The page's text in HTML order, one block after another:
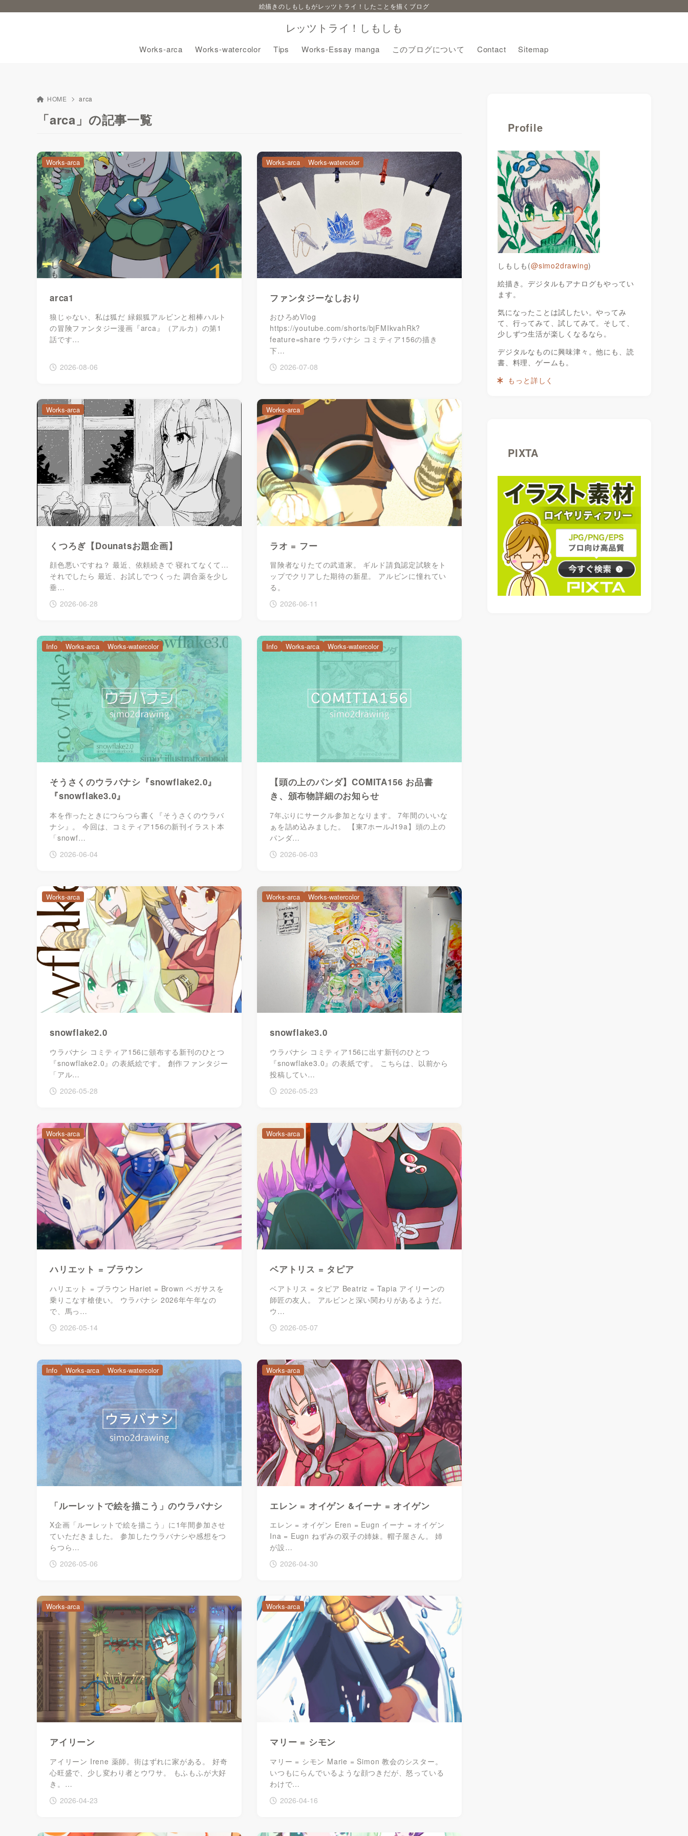
レッツトライ！しもしも
絵描きのしもしもがレッツトライ！したことを描くブログ
Works-arca Works-watercolor Tips Works-Essay manga このブログについて Contact Sitemap
HOME arca
「arca」の記事一覧
arca1
狼じゃない、私は狐だ 緑銀狐アルビンと相棒ハルト
の冒険ファンタジー漫画『arca』（アルカ）の第1
話です…
2026-08-06
Works-arca
ファンタジーなしおり
おひろめVlog
https://youtube.com/shorts/bjFMIkvahRk?
feature=share ウラバナシ コミティア156の描き
下…
2026-07-08
Works-arca Works-watercolor
くつろぎ【Dounatsお題企画】
顔色悪いですね？ 最近、依頼続きで 寝れてなくて…
それでしたら 最近、お試しでつくった 調合薬を少し
垂…
2026-06-28
Works-arca
ラオ = フー
冒険者なりたての武道家。 ギルド請負認定試験をト
ップでクリアした期待の新星。 アルビンに憧れてい
る。
2026-06-11
Works-arca
そうさくのウラバナシ『snowflake2.0』
『snowflake3.0』
本を作ったときにつらつら書く『そうさくのウラバ
ナシ』。 今回は、コミティア156の新刊イラスト本
「snowf…
2026-06-04
Info Works-arca Works-watercolor
【頭の上のパンダ】COMITA156 お品書
き、頒布物詳細のお知らせ
7年ぶりにサークル参加となります。 7年間のいいな
ぁを詰め込みました。 【東7ホールJ19a】頭の上の
パンダ…
2026-06-03
Info Works-arca Works-watercolor
snowflake2.0
ウラバナシ コミティア156に頒布する新刊のひとつ
『snowflake2.0』の表紙絵です。 創作ファンタジー
「アル…
2026-05-28
Works-arca
snowflake3.0
ウラバナシ コミティア156に出す新刊のひとつ
『snowflake3.0』の表紙です。 こちらは、以前から
投稿してい…
2026-05-23
Works-arca Works-watercolor
ハリエット = ブラウン
ハリエット = ブラウン Hariet = Brown ペガサスを
乗りこなす槍使い。 ウラバナシ 2026年午年なの
で、馬っ…
2026-05-14
Works-arca
ベアトリス = タピア
ベアトリス = タピア Beatriz = Tapia アイリーンの
師匠の友人。 アルビンと深い関わりがあるようだ。
ウ…
2026-05-07
Works-arca
「ルーレットで絵を描こう」のウラバナシ
X企画「ルーレットで絵を描こう」に1年間参加させ
ていただきました。 参加したウラバナシや感想をつ
らつら…
2026-05-06
Info Works-arca Works-watercolor
エレン = オイゲン &イーナ = オイゲン
エレン = オイゲン Eren = Eugn イーナ = オイゲン
Ina = Eugn ねずみの双子の姉妹。帽子屋さん。 姉
が設…
2026-04-30
Works-arca
アイリーン
アイリーン Irene 薬師。街はずれに家がある。 好奇
心旺盛で、少し変わり者とウワサ。 もふもふが大好
き。…
2026-04-23
Works-arca
マリー = シモン
マリー = シモン Marie = Simon 教会のシスター。
いつもにらんでいるような顔つきだが、怒っている
わけで…
2026-04-16
Works-arca
Profile
しもしも(@simo2drawing)
絵描き。デジタルもアナログもやってい
ます。
気になったことは試したい。やってみ
て、行ってみて、試してみて。そして、
少しずつ生活が楽しくなるなら。
デジタルなものに興味津々。他にも、読
書、料理、ゲームも。
もっと詳しく
PIXTA